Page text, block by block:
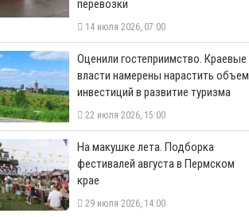
перевозки
14 июля 2026, 07:00
Оценили гостеприимство. Краевые
власти намерены нарастить объем
инвестиций в развитие туризма
22 июля 2026, 15:00
На макушке лета. Подборка
фестивалей августа в Пермском
крае
29 июля 2026, 14:00